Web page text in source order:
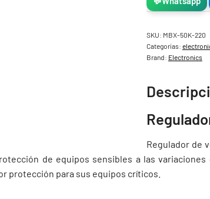
SKU: MBX-50K-220
Categorías:
Brand: Electronics
Regulador de
de equipos sensibles a las
protección para sus equipos críticos.